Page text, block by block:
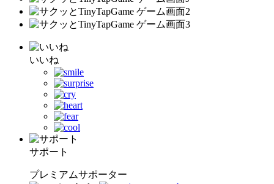
いいね
サポート
プレミアムサポーター